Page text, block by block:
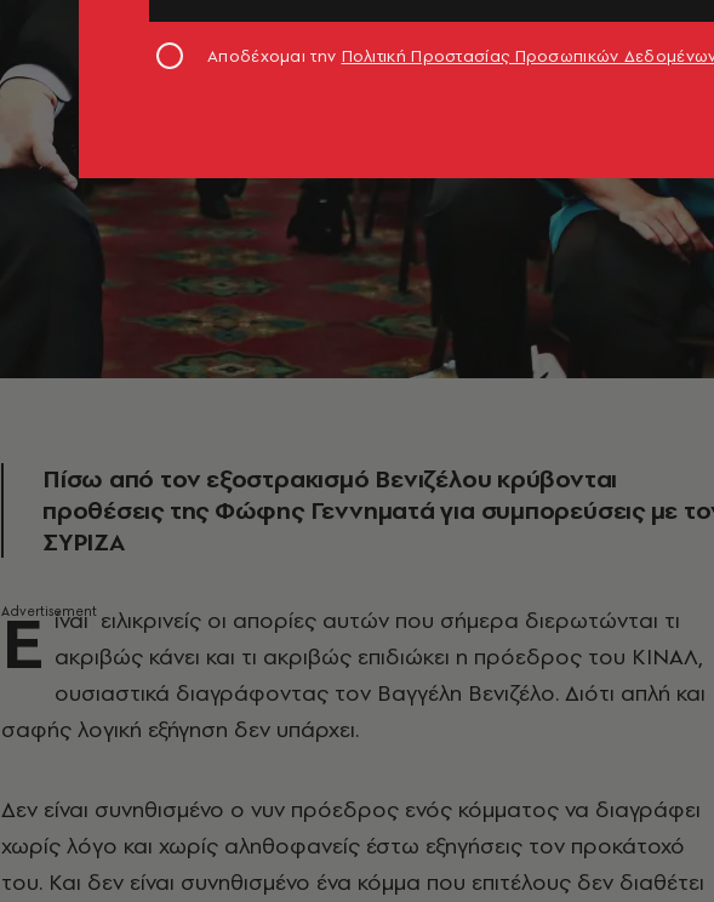
Πίσω από τον εξοστρακισμό Βενιζέλου κρύβονται
προθέσεις της Φώφης Γεννηματά για συμπορεύσεις με
ΣΥΡΙΖΑ
Ε ίναι ειλικρινείς οι απορίες αυτών που σήμερα διερωτώνται τι
ακριβώς κάνει και τι ακριβώς επιδιώκει η πρόεδρος του ΚΙΝΑΛ,
ουσιαστικά διαγράφοντας τον Βαγγέλη Βενιζέλο. Διότι απλή και
σαφής λογική εξήγηση δεν υπάρχει.
Δεν είναι συνηθισμένο ο νυν πρόεδρος ενός κόμματος να διαγράφει
χωρίς λόγο και χωρίς αληθοφανείς έστω εξηγήσεις τον προκάτοχό
του. Και δεν είναι συνηθισμένο ένα κόμμα που επιτέλους δεν διαθέτει
Αποδέχομαι την Πολιτική Προστασίας Προσωπικών